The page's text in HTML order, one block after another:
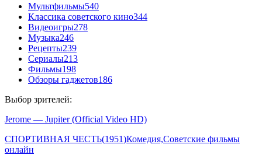
Мультфильмы540
Классика советского кино344
Видеоигры278
Музыка246
Рецепты239
Сериалы213
Фильмы198
Обзоры гаджетов186
Выбор зрителей:
Jerome — Jupiter (Official Video HD)
СПОРТИВНАЯ ЧЕСТЬ(1951)Комедия,Советские фильмы
онлайн